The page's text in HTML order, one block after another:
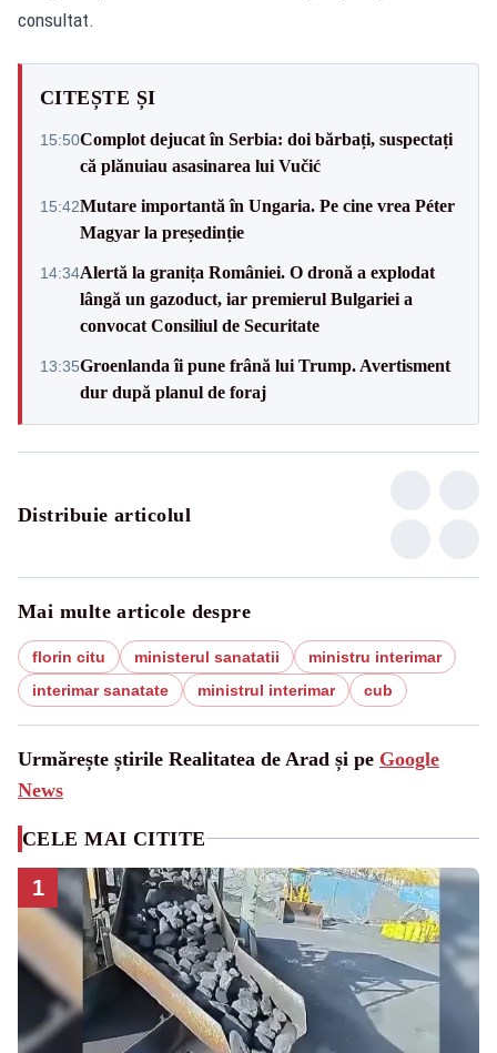
consultat.
CITEȘTE ȘI
15:50Complot dejucat în Serbia: doi bărbați, suspectați
că plănuiau asasinarea lui Vučić
15:42Mutare importantă în Ungaria. Pe cine vrea Péter
Magyar la președinție
14:34Alertă la granița României. O dronă a explodat
lângă un gazoduct, iar premierul Bulgariei a
convocat Consiliul de Securitate
13:35Groenlanda îi pune frână lui Trump. Avertisment
dur după planul de foraj
Distribuie articolul
Mai multe articole despre
florin citu ministerul sanatatii
ministru interimar
interimar sanatate
ministrul interimar cub
Urmărește știrile Realitatea de Arad și pe Google
News
CELE MAI CITITE
1